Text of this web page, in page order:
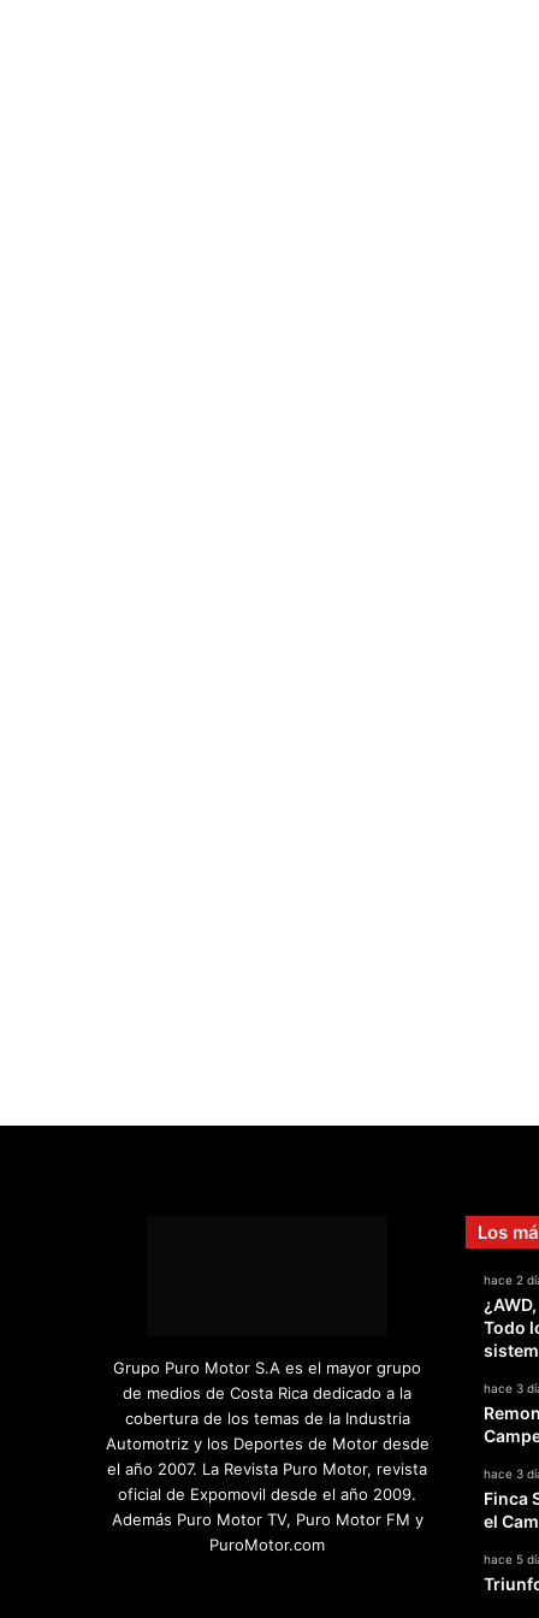
Grupo Puro Motor S.A es el mayor grupo
de medios de Costa Rica dedicado a la
cobertura de los temas de la Industria
Automotriz y los Deportes de Motor desde
el año 2007. La Revista Puro Motor, revista
oficial de Expomovil desde el año 2009.
Además Puro Motor TV, Puro Motor FM y
PuroMotor.com
Los
hace 2
Todo
hace 3
hace 3
Finca
el
hace 5